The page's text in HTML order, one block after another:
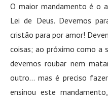
O maior mandamento é o
Lei de Deus. Devemos
cristão para por amor!
coisas; ao próximo como a
devemos roubar nem
outro… mas é preciso
ensinou este